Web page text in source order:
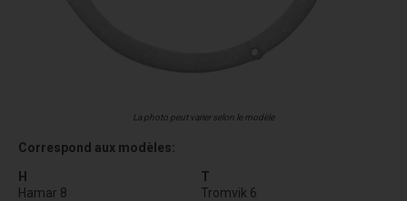
La photo peut varier selon le modèle
Correspond aux modèles:
H
Hamar 8
T
Tromvik 6